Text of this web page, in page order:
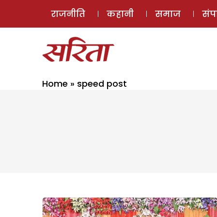
राजनीति कहानी समाज
Home » speed post